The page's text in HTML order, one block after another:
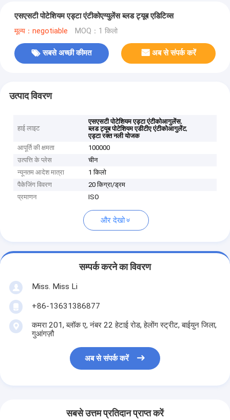
एसएसटी पोटेशियम एड्टा एंटीकोएग्युलेंस ब्लड ट्यूब एडिटिव्स
मूल्य：negotiable MOQ：1 किलो
सबसे अच्छी कीमत अब से संपर्क करें
उत्पाद विवरण
हाई लाइट
एसएसटी पोटेशियम एड्टा एंटीकोआगुलेंस,
ब्लड ट्यूब पोटेशियम एडीटीए एंटीकोआगुलेंट,
एड्टा रक्त नली योजक
आपूर्ति की क्षमता
100000
उत्पत्ति के प्लेस
चीन
न्यूनतम आदेश मात्रा
1 किलो
पैकेजिंग विवरण
20 किग्रा/ड्रम
प्रमाणन
ISO
और देखो
सम्पर्क करने का विवरण
Miss. Miss Li
+86-13631386877
कमरा 201, ब्लॉक ए, नंबर 22 हेटाई रोड, हेलोंग स्ट्रीट, बाईयुन जिला,
गुआंगज़ौ
अब से संपर्क करें
सबसे उत्तम प्रतिदान प्राप्त करें